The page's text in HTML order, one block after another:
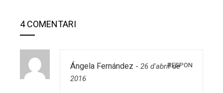
4 COMENTARI
Ángela Fernández - 26 d'abril de
2016
RESPON